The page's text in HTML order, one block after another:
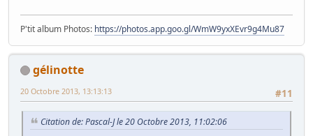
P'tit album Photos: https://photos.app.goo.gl/WmW9yxXEvr9g4Mu87
gélinotte
#11
20 Octobre 2013, 13:13:13
Citation de: Pascal-J le 20 Octobre 2013, 11:02:06